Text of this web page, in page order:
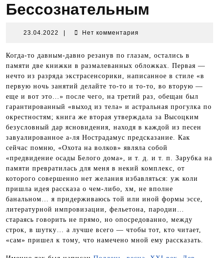
Бессознательным
23.04.2022 23.04.2022Нет комментария
Когда-то давным-давно резанув по глазам, остались в
памяти две книжки в размалеванных обложках. Первая —
нечто из разряда экстрасенсорики, написанное в стиле «в
первую ночь занятий делайте то-то и то-то, во вторую —
еще и вот это…» после чего, на третий раз, обещан был
гарантированный «выход из тела» и астральная прогулка по
окрестностям; книга же вторая утверждала за Высоцким
безусловный дар ясновидения, находя в каждой из песен
завуалированное а-ля Нострадамус предсказание. Как
сейчас помню, «Охота на волков» являла собой
«предвидение осады Белого дома», и т. д. и т. п. Зарубка на
памяти превратилась для меня в некий комплекс, от
которого совершенно нет желания избавляться: уж коли
пришла идея рассказа о чем-либо, хм, не вполне
банальном… я придерживаюсь той или иной формы эссе,
литературной импровизации, фельетона, пародии…
стараясь говорить не прямо, но опосредованно, между
строк, в шутку… а лучше всего — чтобы тот, кто читает,
«сам» пришел к тому, что намечено мной ему рассказать.